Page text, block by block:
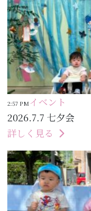
2:57 PMイベント
2026.7.7 七夕会
詳しく見る